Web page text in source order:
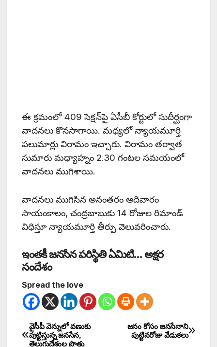
ఈ క్రమంలో 409 సెక్షన్‌పై ఏసీబీ కోర్టులో సుదీర్ఘంగా
వాదనలు కొనసాగాయి. మధ్యలో న్యాయమూర్తి
పలుమార్లు విరామం ఇచ్చారు. విరామం తర్వాత
సుమారు మధ్యాహ్నం 2.30 గంటల సమయంలో
వాదనలు ముగిశాయి.
వాదనలు ముగిసిన అనంతరం ఆదివారం
సాయంకాలం, చంద్రబాబుకు 14 రోజుల రిమాండ్‌
విధిస్తూ న్యాయమూర్తి తీర్పు వెలువరించారు.
ఇంతకీ జనసేన పరిస్థితి ఏమిటి… అక్షర
సందేశం
Spread the love
జనం కోసం జనసేనాని
పుట్టినరోజు వేడుకలు
వైసీపీ వెన్నులో వణుకు
పుట్టిస్తున్న జనసేన,
తెలుగుదేశంల పొత్తు